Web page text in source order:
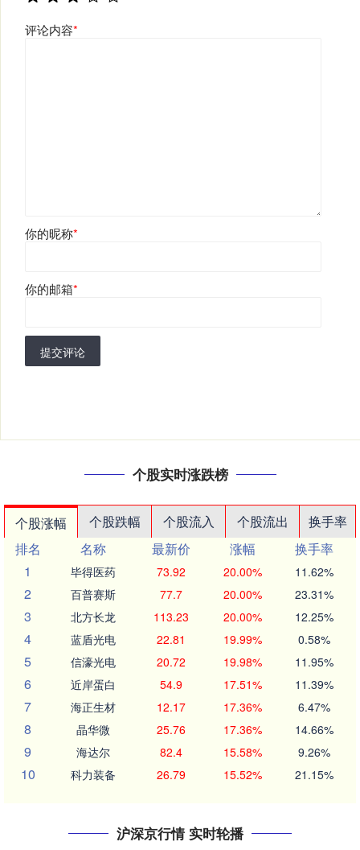
评论内容*
你的昵称*
你的邮箱*
提交评论
个股实时涨跌榜
个股涨幅 个股跌幅 个股流入 个股流出
换手率
排名
名称 最新价 涨幅
换手率
1
毕得医药 73.92 20.00% 11.62%
2 百普赛斯 77.7 20.00% 23.31%
3 北方长龙 113.23 20.00% 12.25%
4 蓝盾光电 22.81 19.99% 0.58%
5 信濠光电 20.72 19.98% 11.95%
6 近岸蛋白 54.9 17.51% 11.39%
7 海正生材 12.17 17.36% 6.47%
8 晶华微 25.76 17.36% 14.66%
9 海达尔 82.4 15.58% 9.26%
10 科力装备 26.79 15.52% 21.15%
沪深京行情 实时轮播